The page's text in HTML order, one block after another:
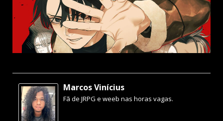
Marcos Vinícius
Fã de JRPG e weeb nas horas vagas.